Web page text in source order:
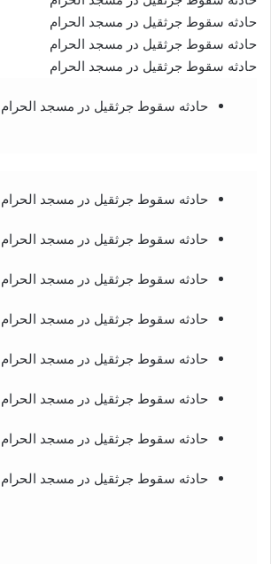
حادثه سقوط جرثقیل در مسجد الحرام
حادثه سقوط جرثقیل در مسجد الحرام
حادثه سقوط جرثقیل در مسجد الحرام
حادثه سقوط جرثقیل در مسجد الحرام
حادثه سقوط جرثقیل در مسجد الحرام
حادثه سقوط جرثقیل در مسجد الحرام
حادثه سقوط جرثقیل در مسجد الحرام
حادثه سقوط جرثقیل در مسجد الحرام
حادثه سقوط جرثقیل در مسجد الحرام
حادثه سقوط جرثقیل در مسجد الحرام
حادثه سقوط جرثقیل در مسجد الحرام
حادثه سقوط جرثقیل در مسجد الحرام